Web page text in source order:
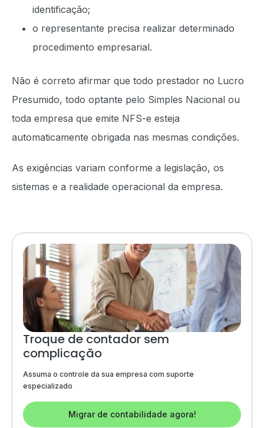
identificação;
o representante precisa realizar determinado
procedimento empresarial.
Não é correto afirmar que todo prestador no Lucro
Presumido, todo optante pelo Simples Nacional ou
toda empresa que emite NFS-e esteja
automaticamente obrigada nas mesmas condições.
As exigências variam conforme a legislação, os
sistemas e a realidade operacional da empresa.
Troque de contador sem
complicação
Assuma o controle da sua empresa com suporte
especializado
Migrar de contabilidade agora!